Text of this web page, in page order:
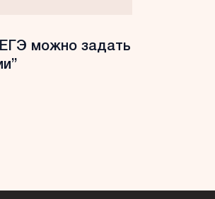
можно задать